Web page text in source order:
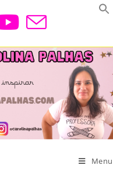
Menu